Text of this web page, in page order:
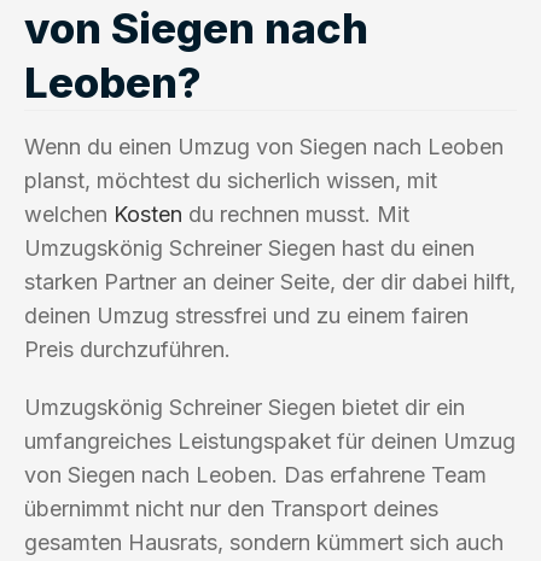
von Siegen nach
Leoben?
Wenn du einen Umzug von Siegen nach Leoben
planst, möchtest du sicherlich wissen, mit
welchen Kosten du rechnen musst. Mit
Umzugskönig Schreiner Siegen hast du einen
starken Partner an deiner Seite, der dir dabei hilft,
deinen Umzug stressfrei und zu einem fairen
Preis durchzuführen.
Umzugskönig Schreiner Siegen bietet dir ein
umfangreiches Leistungspaket für deinen Umzug
von Siegen nach Leoben. Das erfahrene Team
übernimmt nicht nur den Transport deines
gesamten Hausrats, sondern kümmert sich auch